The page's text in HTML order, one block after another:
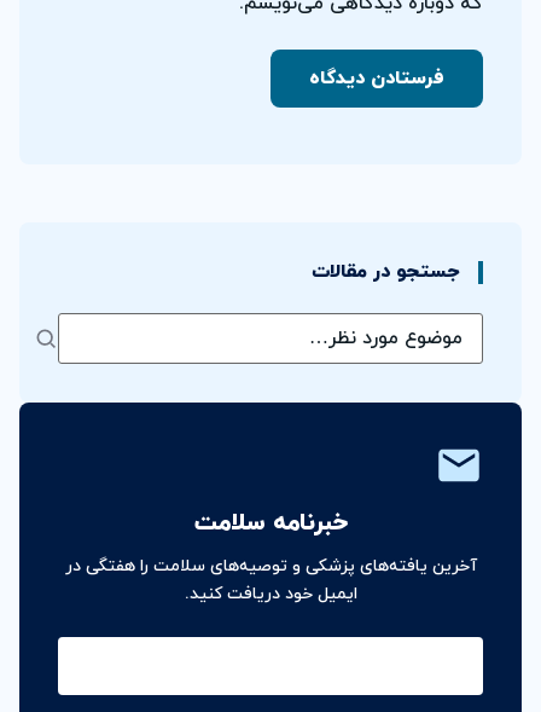
جستجو در مقالات
خبرنامه سلامت
آخرین یافته‌های پزشکی و توصیه‌های سلامت را هفتگی در
ایمیل خود دریافت کنید.
ایمیل